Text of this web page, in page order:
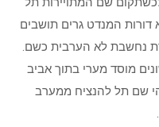
המנדט גרים תושבים
נחשבת לא הערבית כשם.
מוסד מערי בתוך אביב
שם תל להנציח ממערב